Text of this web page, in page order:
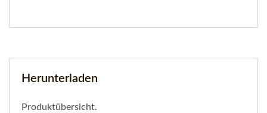
Herunterladen
Produktübersicht.